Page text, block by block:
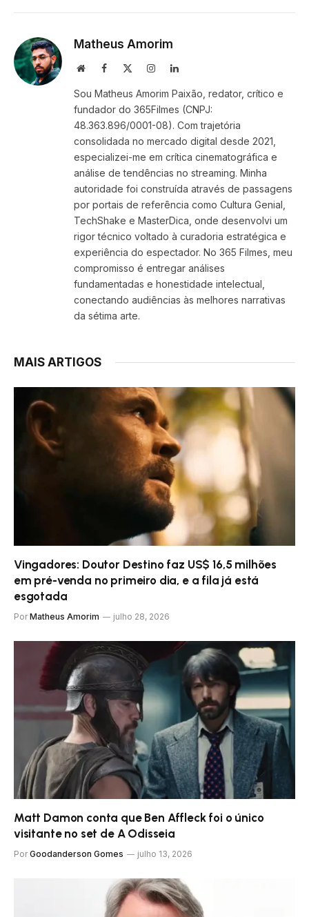
Matheus Amorim
WebsiteFacebook InstagramLinkedIn
Sou Matheus Amorim Paixão, redator, crítico e
fundador do 365Filmes (CNPJ:
48.363.896/0001-08). Com trajetória
consolidada no mercado digital desde 2021,
especializei-me em crítica cinematográfica e
análise de tendências no streaming. Minha
autoridade foi construída através de passagens
por portais de referência como Cultura Genial,
TechShake e MasterDica, onde desenvolvi um
rigor técnico voltado à curadoria estratégica e
experiência do espectador. No 365 Filmes, meu
compromisso é entregar análises
fundamentadas e honestidade intelectual,
conectando audiências às melhores narrativas
da sétima arte.
MAIS ARTIGOS
Vingadores: Doutor Destino faz US$ 16,5 milhões
em pré-venda no primeiro dia, e a fila já está
esgotada
Por Matheus Amorim julho 28, 2026
Matt Damon conta que Ben Affleck foi o único
visitante no set de A Odisseia
Por Goodanderson Gomes julho 13, 2026